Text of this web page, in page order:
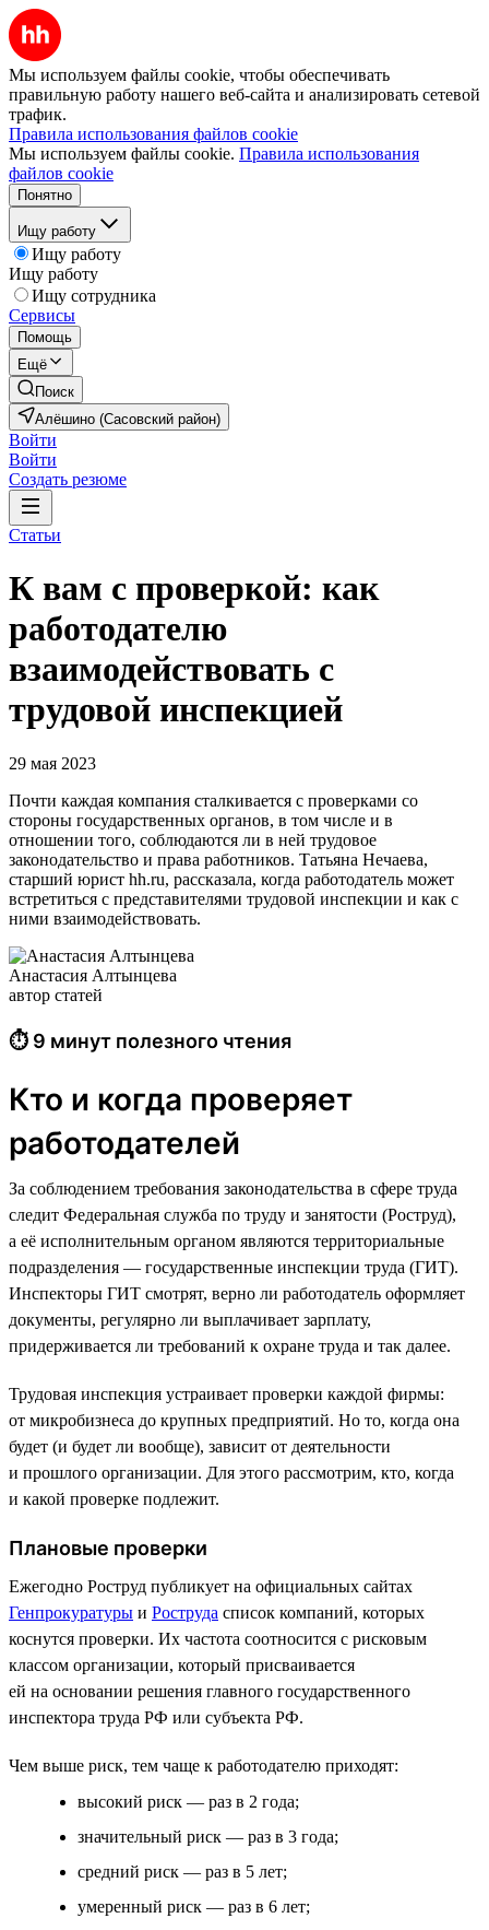
Мы используем файлы cookie, чтобы обеспечивать
правильную работу нашего веб-сайта и анализировать сетевой
трафик.
Правила использования файлов cookie
Мы используем файлы cookie. Правила использования
файлов cookie
Понятно
Ищу работу
Ищу работу
Ищу работу
Ищу сотрудника
Сервисы
Помощь
Ещё
Поиск
Алёшино (Сасовский район)
Войти
Войти
Создать резюме
Статьи
К вам с проверкой: как
работодателю
взаимодействовать с
трудовой инспекцией
29 мая 2023
Почти каждая компания сталкивается с проверками со
стороны государственных органов, в том числе и в
отношении того, соблюдаются ли в ней трудовое
законодательство и права работников. Татьяна Нечаева,
старший юрист hh.ru, рассказала, когда работодатель может
встретиться с представителями трудовой инспекции и как с
ними взаимодействовать.
Анастасия Алтынцева
автор статей
⏱ 9 минут полезного чтения
Кто и когда проверяет
работодателей
За соблюдением требования законодательства в сфере труда
следит Федеральная служба по труду и занятости (Роструд),
а её исполнительным органом являются территориальные
подразделения — государственные инспекции труда (ГИТ).
Инспекторы ГИТ смотрят, верно ли работодатель оформляет
документы, регулярно ли выплачивает зарплату,
придерживается ли требований к охране труда и так далее.
Трудовая инспекция устраивает проверки каждой фирмы:
от микробизнеса до крупных предприятий. Но то, когда она
будет (и будет ли вообще), зависит от деятельности
и прошлого организации. Для этого рассмотрим, кто, когда
и какой проверке подлежит.
Плановые проверки
Ежегодно Роструд публикует на официальных сайтах
Генпрокуратуры и Роструда список компаний, которых
коснутся проверки. Их частота соотносится с рисковым
классом организации, который присваивается
ей на основании решения главного государственного
инспектора труда РФ или субъекта РФ.
Чем выше риск, тем чаще к работодателю приходят:
высокий риск — раз в 2 года;
значительный риск — раз в 3 года;
средний риск — раз в 5 лет;
умеренный риск — раз в 6 лет;